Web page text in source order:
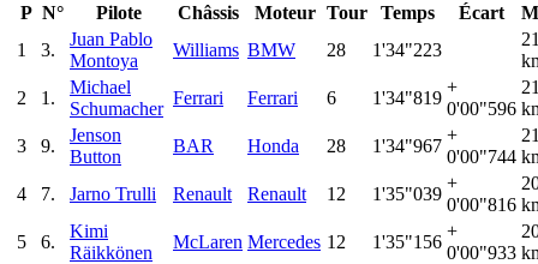
P N° Pilote Châssis Moteur Tour Temps Écart
1
3.
Juan Pablo
Montoya
Williams BMW 28 1'34"223
2
1.
Michael
Schumacher
Ferrari Ferrari 6 1'34"819
+
0'00"596
3
9.
Jenson
Button
BAR Honda 28 1'34"967
+
0'00"744
4
7. Jarno Trulli Renault Renault 12 1'35"039
+
0'00"816
5
6.
Kimi
Räikkönen
McLaren Mercedes 12 1'35"156
+
0'00"933